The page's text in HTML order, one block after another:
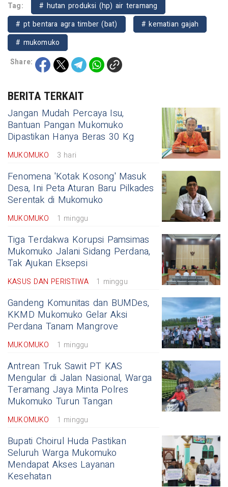
Tag:
# hutan produksi (hp) air teramang
# pt bentara agra timber (bat)
# kematian gajah
# mukomuko
Share:
BERITA TERKAIT
Jangan Mudah Percaya Isu,
Bantuan Pangan Mukomuko
Dipastikan Hanya Beras 30 Kg
MUKOMUKO 3 hari
Fenomena 'Kotak Kosong' Masuk
Desa, Ini Peta Aturan Baru Pilkades
Serentak di Mukomuko
MUKOMUKO 1 minggu
Tiga Terdakwa Korupsi Pamsimas
Mukomuko Jalani Sidang Perdana,
Tak Ajukan Eksepsi
KASUS DAN PERISTIWA 1 minggu
Gandeng Komunitas dan BUMDes,
KKMD Mukomuko Gelar Aksi
Perdana Tanam Mangrove
MUKOMUKO 1 minggu
Antrean Truk Sawit PT KAS
Mengular di Jalan Nasional, Warga
Teramang Jaya Minta Polres
Mukomuko Turun Tangan
MUKOMUKO 1 minggu
Bupati Choirul Huda Pastikan
Seluruh Warga Mukomuko
Mendapat Akses Layanan
Kesehatan